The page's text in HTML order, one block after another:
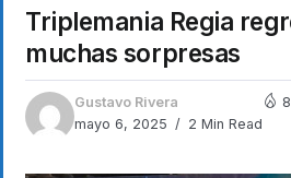
Triplemania Regia
muchas sorpresas
Gustavo Rivera
mayo 6, 2025
2 Min Read
8